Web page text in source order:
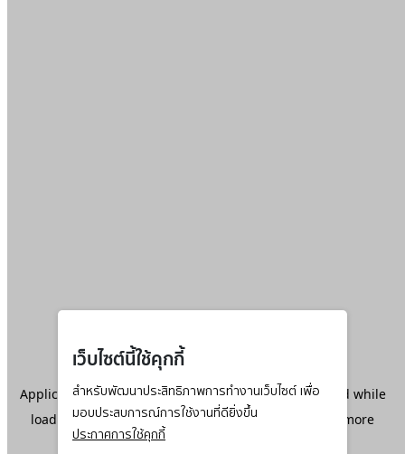
เว็บไซต์นี้ใช้คุกกี้
สำหรับพัฒนาประสิทธิภาพการทำงานเว็บไซต์ เพื่อ
มอบประสบการณ์การใช้งานที่ดียิ่งขึ้น
ประกาศการใช้คุกกี้
Application error: aclient-side exception has occurred while
loadingwww.ktc.co.th(see the browser console
for more
information).